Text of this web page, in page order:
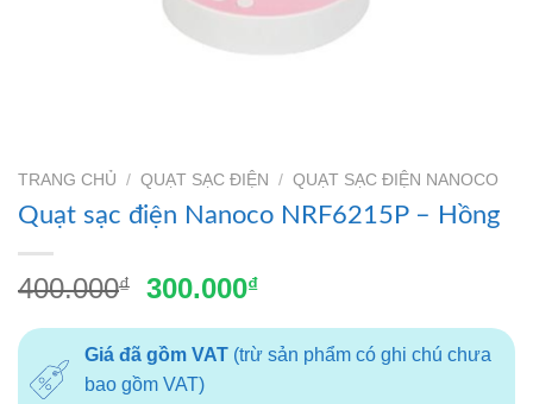
TRANG CHỦ / QUẠT SẠC ĐIỆN / QUẠT SẠC ĐIỆN NANOCO
Quạt sạc điện Nanoco NRF6215P – Hồng
400.000₫
Giá
là:
400.000₫.
300.000₫Giá
tại
là:
Giá đã gồm VAT(trừ sản phẩm có ghi chú chưa
bao gồm VAT)